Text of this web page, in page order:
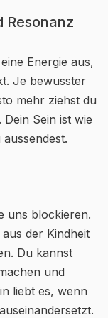
Resonanz
Energie aus,
Je bewusster
mehr ziehst du
Sein ist wie
uns blockieren.
der Kindheit
Du kannst
und
liebt es, wenn